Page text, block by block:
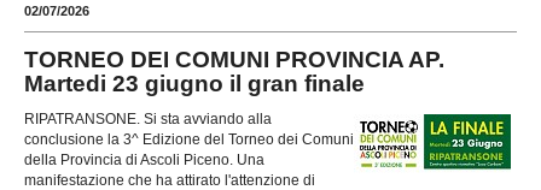
02/07/2026
TORNEO DEI COMUNI PROVINCIA AP.
Martedi 23 giugno il gran finale
RIPATRANSONE. Si sta avviando alla
conclusione la 3^ Edizione del Torneo dei Comuni
della Provincia di Ascoli Piceno. Una
manifestazione che ha attirato l'attenzione di